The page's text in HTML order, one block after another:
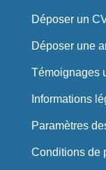
Déposer un
Déposer une
Témoignages
Informations
Paramètres
Conditions de